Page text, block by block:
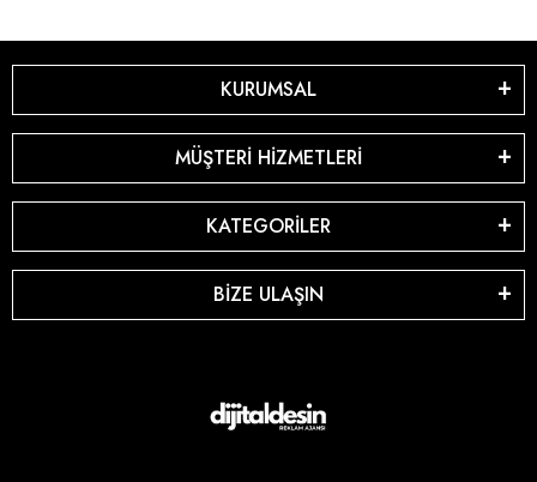
KURUMSAL
MÜŞTERİ HİZMETLERİ
KATEGORİLER
BİZE ULAŞIN